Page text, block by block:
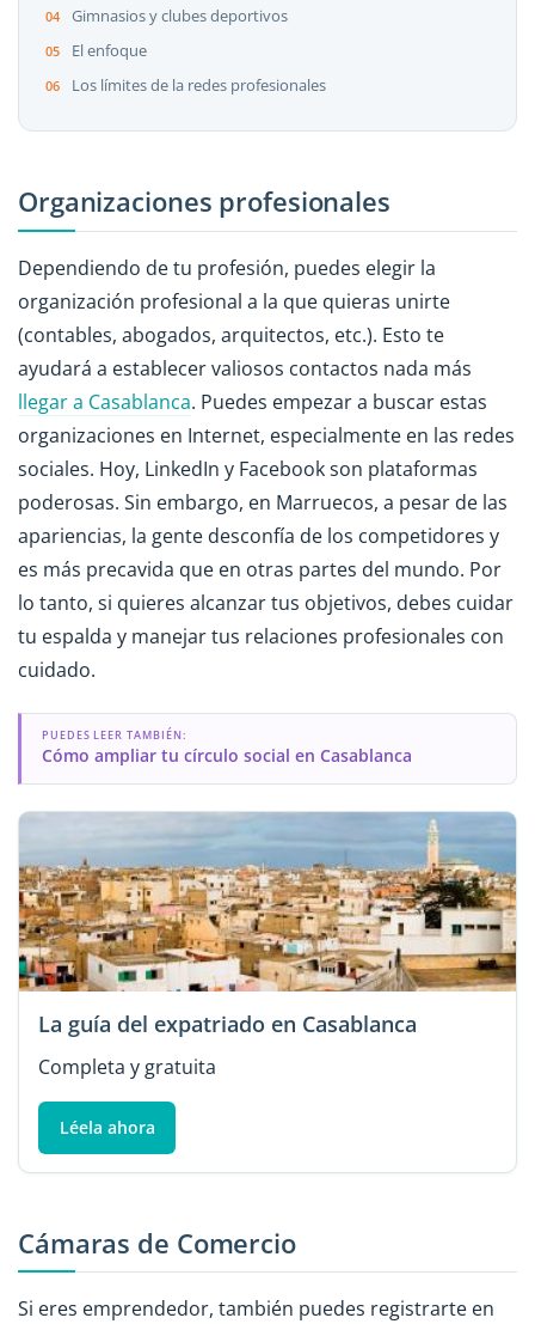
Gimnasios y clubes deportivos
El enfoque
Los límites de la redes profesionales
Organizaciones profesionales
Dependiendo de tu profesión, puedes elegir la
organización profesional a la que quieras unirte
(contables, abogados, arquitectos, etc.). Esto te
ayudará a establecer valiosos contactos nada más
llegar a Casablanca. Puedes empezar a buscar estas
organizaciones en Internet, especialmente en las redes
sociales. Hoy, LinkedIn y Facebook son plataformas
poderosas. Sin embargo, en Marruecos, a pesar de las
apariencias, la gente desconfía de los competidores y
es más precavida que en otras partes del mundo. Por
lo tanto, si quieres alcanzar tus objetivos, debes cuidar
tu espalda y manejar tus relaciones profesionales con
cuidado.
PUEDES LEER TAMBIÉN:
Cómo ampliar tu círculo social en Casablanca
La guía del expatriado en Casablanca
Completa y gratuita
Léela ahora
Cámaras de Comercio
Si eres emprendedor, también puedes registrarte en